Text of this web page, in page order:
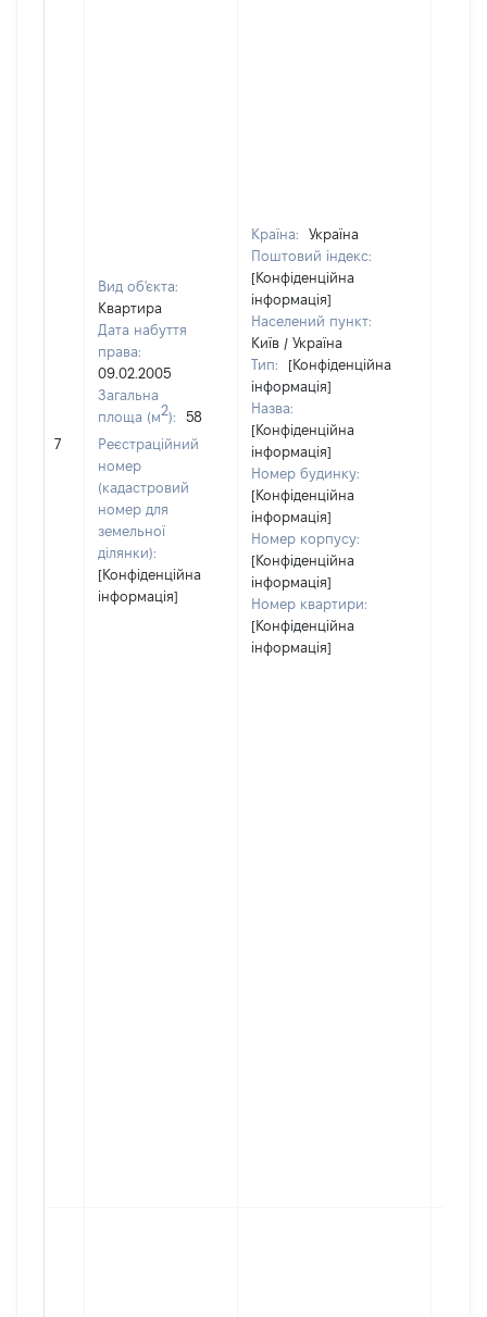
7
Вид об'єкта:
Квартира
Дата набуття
права:
09.02.2005
Загальна
площа (м2):
58
Реєстраційний
номер
(кадастровий
номер для
земельної
ділянки):
[Конфіденційна
інформація]
Країна:
Україна
Поштовий індекс:
[Конфіденційна
інформація]
Населений пункт:
Київ / Україна
Тип:
[Конфіденційна
інформація]
Назва:
[Конфіденційна
інформація]
Номер будинку:
[Конфіденційна
інформація]
Номер корпусу:
[Конфіденційна
інформація]
Номер квартири:
[Конфіденційна
інформація]